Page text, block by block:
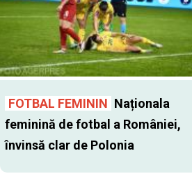
FOTBAL FEMININ Naționala
feminină de fotbal a României,
învinsă clar de Polonia